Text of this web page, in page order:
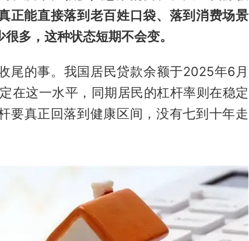
正能直接落到老百姓口袋、落到消费场景
多，这种状态短期不会变。
尾的事。我国居民贷款余额于2025年6月
在这一水平，同期居民的杠杆率则在稳定
要真正回落到健康区间，没有七到十年走